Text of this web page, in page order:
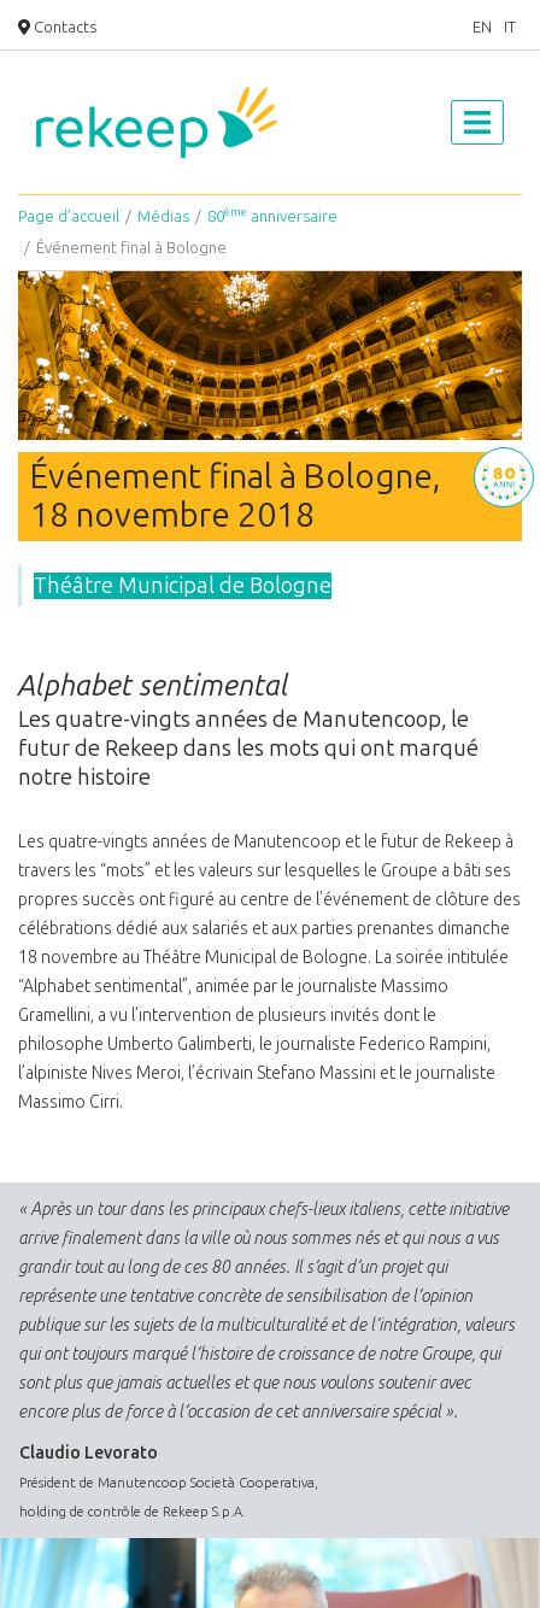
Contacts EN IT
Page d’accueil Médias 80ème anniversaire
Événement final à Bologne
Événement final à Bologne,
18 novembre 2018
Théâtre Municipal de Bologne
Alphabet sentimental
Les quatre-vingts années de Manutencoop, le
futur de Rekeep dans les mots qui ont marqué
notre histoire
Les quatre-vingts années de Manutencoop et le futur de Rekeep à
travers les “mots” et les valeurs sur lesquelles le Groupe a bâti ses
propres succès ont figuré au centre de l’événement de clôture des
célébrations dédié aux salariés et aux parties prenantes dimanche
18 novembre au Théâtre Municipal de Bologne. La soirée intitulée
“Alphabet sentimental”, animée par le journaliste Massimo
Gramellini, a vu l’intervention de plusieurs invités dont le
philosophe Umberto Galimberti, le journaliste Federico Rampini,
l’alpiniste Nives Meroi, l’écrivain Stefano Massini et le journaliste
Massimo Cirri.
« Après un tour dans les principaux chefs-lieux italiens, cette initiative
arrive finalement dans la ville où nous sommes nés et qui nous a vus
grandir tout au long de ces 80 années. Il s’agit d’un projet qui
représente une tentative concrète de sensibilisation de l’opinion
publique sur les sujets de la multiculturalité et de l’intégration, valeurs
qui ont toujours marqué l’histoire de croissance de notre Groupe, qui
sont plus que jamais actuelles et que nous voulons soutenir avec
encore plus de force à l’occasion de cet anniversaire spécial ».
Claudio Levorato
Président de Manutencoop Società Cooperativa,
holding de contrôle de Rekeep S.p.A.